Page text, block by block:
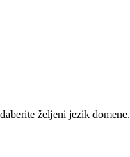
željeni jezik domene.